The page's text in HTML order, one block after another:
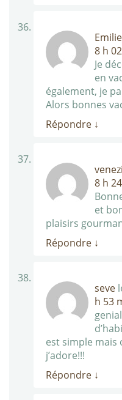
8 h
Je
en
également, je
Alors bonnes
Répondre ↓
8 h
et
plaisirs
Répondre ↓
seve
h 53
est simple mais
j’adore!!!
Répondre ↓